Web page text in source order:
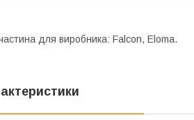
для виробника: Falcon, Eloma.